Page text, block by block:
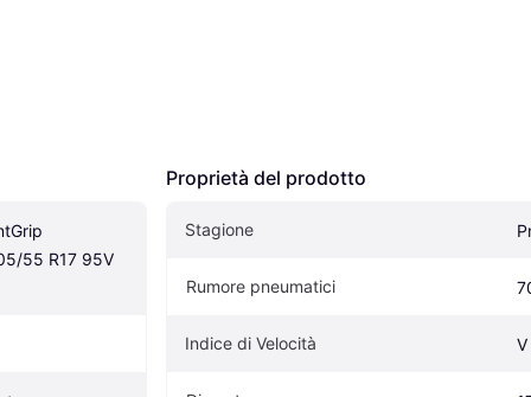
55 R17 95V
Proprietà del prodotto
Stagione
Rumore pneumatici
Indice di Velocità